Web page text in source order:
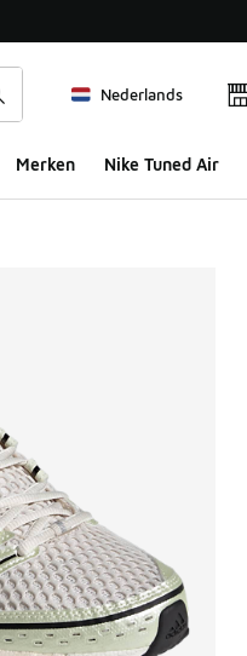
Nederlands
Merken Nike Tuned Air